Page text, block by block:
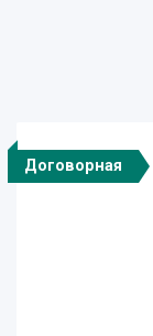
Договорная